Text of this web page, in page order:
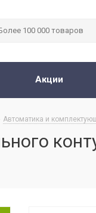
Акции
Автоматика и